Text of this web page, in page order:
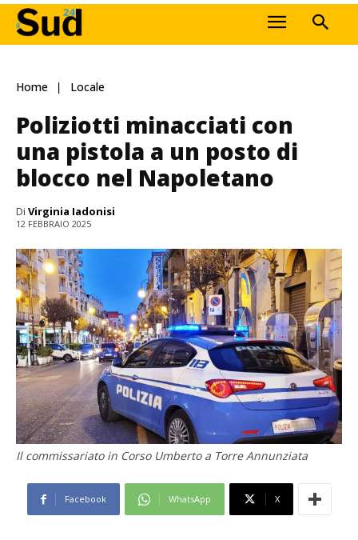
Home Locale
Poliziotti minacciati con
una pistola a un posto di
blocco nel Napoletano
Di Virginia Iadonisi
12 FEBBRAIO 2025
Il commissariato in Corso Umberto a Torre Annunziata
Facebook WhatsApp X